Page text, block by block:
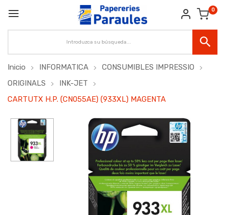
0
Inicio INFORMATICA
CONSUMIBLES IMPRESSIO
ORIGINALS
INK-JET
CARTUTX H.P. (CN055AE) (933XL) MAGENTA